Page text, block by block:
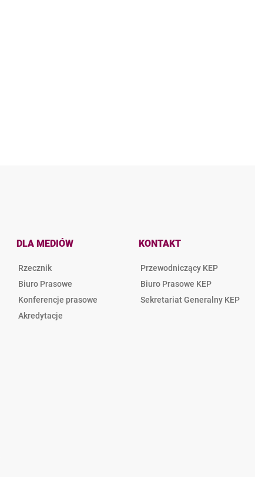
DLA MEDIÓW
Rzecznik
Biuro Prasowe
Konferencje prasowe
Akredytacje
KONTAKT
Przewodniczący KEP
Biuro Prasowe KEP
Sekretariat Generalny KEP